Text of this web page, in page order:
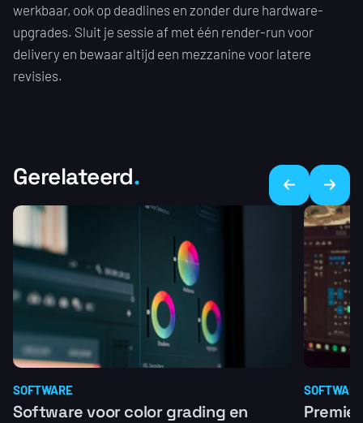
werkbaar, ook op deadlines en zonder dure hardware-
upgrades. Sluit je sessie af met één render-run voor
delivery en bewaar altijd een mezzanine voor latere
revisies.
Gerelateerd
SOFTWARE
Software voor color grading en